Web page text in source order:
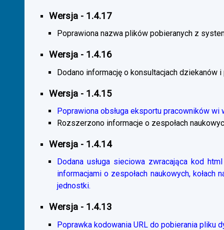
Wersja - 1.4.17
Poprawiona nazwa plików pobieranych z
Wersja - 1.4.16
Dodano informację o konsultacjach dziekanów
Wersja - 1.4.15
Poprawiona obsługa eksportu pracowników wi
Rozszerzono informacje o zespołach
Wersja - 1.4.14
Dodana usługa sieciowa zwracająca kod
informacjami o zespołach naukowych,
jednostki.
Wersja - 1.4.13
Poprawka kodowania URL do pobierania pliku